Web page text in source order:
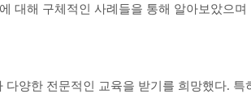
대해 구체적인 사례들을 통해 알아보았으
양한 전문적인 교육을 받기를 희망했다. 특